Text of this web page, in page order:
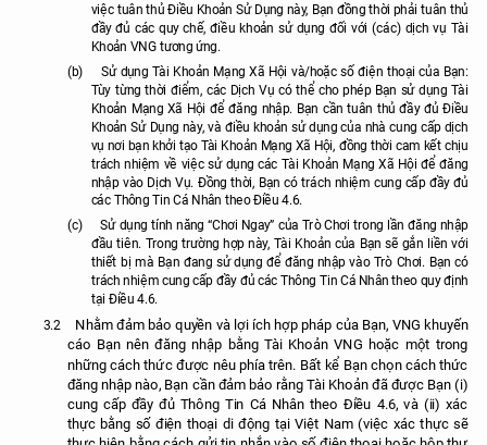
việc tuân thủ Điều Khoản Sử Dụng này, Bạn đồng thời phải tuân thủ
đầy đủ các quy chế, điều khoản sử dụng đối với (các) dịch vụ Tài
Khoản VNG tương ứng.
(b)
Sử dụng Tài Khoản Mạng Xã Hội và/hoặc số điện thoại của Bạn:
Tùy từng thời điểm, các Dịch Vụ có thể cho phép Bạn sử dụng Tài
Khoản Mạng Xã Hội để đăng nhập. Bạn cần tuân thủ đầy đủ Điều
Khoản Sử Dụng này, và điều khoản sử dụng của nhà cung cấp dịch
vụ nơi bạn khởi tạo Tài Khoản Mạng Xã Hội, đồng thời cam kết chịu
trách nhiệm về việc sử dụng các Tài Khoản Mạng Xã Hội để đăng
nhập vào Dịch Vụ. Đồng thời, Bạn có trách nhiệm cung cấp đầy đủ
các Thông Tin Cá Nhân theo Điều 4.6.
(c)
Sử dụng tính năng “Chơi Ngay” của Trò Chơi trong lần đăng nhập
đầu tiên. Trong trường hợp này, Tài Khoản của Bạn sẽ gắn liền với
thiết bị mà Bạn đang sử dụng để đăng nhập vào Trò Chơi. Bạn có
trách nhiệm cung cấp đầy đủ các Thông Tin Cá Nhân theo quy định
tại Điều 4.6.
3.2
Nhằm đảm bảo quyền và lợi ích hợp pháp của Bạn, VNG khuyến
cáo Bạn nên đăng nhập bằng Tài Khoản VNG hoặc một trong
những cách thức được nêu phía trên. Bất kể Bạn chọn cách thức
đăng nhập nào, Bạn cần đảm bảo rằng Tài Khoản đã được Bạn (i)
cung cấp đầy đủ Thông Tin Cá Nhân theo Điều 4.6, và (ii) xác
thực bằng số điện thoại di động tại Việt Nam (việc xác thực sẽ